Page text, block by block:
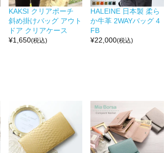
KAKSI クリアポーチ
斜め掛けバッグ アウト
ドア クリアケース
¥1,650(税込)
HALEINE 日本製 柔ら
か牛革 2WAYバッグ 4
FB
¥22,000(税込)